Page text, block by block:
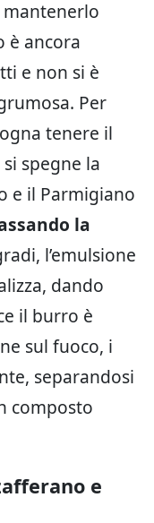
è ancora
e non si è
Per
tenere il
spegne la
e il Parmigiano
la
l’emulsione
dando
il burro è
sul fuoco, i
separandosi
composto
e